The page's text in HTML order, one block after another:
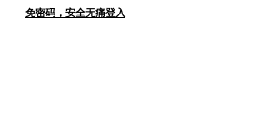
免密码，安全无痛登入